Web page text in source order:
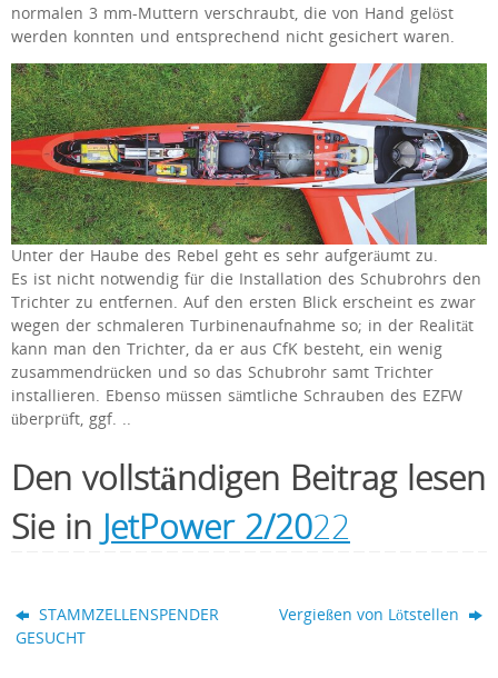
normalen 3 mm-Muttern verschraubt, die von Hand gelöst
werden konnten und entsprechend nicht gesichert waren.
Unter der Haube des Rebel geht es sehr aufgeräumt zu.
Es ist nicht notwendig für die Installation des Schubrohrs den
Trichter zu entfernen. Auf den ersten Blick erscheint es zwar
wegen der schmaleren Turbinenaufnahme so; in der Realität
kann man den Trichter, da er aus CfK besteht, ein wenig
zusammendrücken und so das Schubrohr samt Trichter
installieren. Ebenso müssen sämtliche Schrauben des EZFW
überprüft, ggf. ..
Den vollständigen Beitrag lesen
Sie in JetPower 2/2022
STAMMZELLENSPENDER
GESUCHT
Vergießen von Lötstellen